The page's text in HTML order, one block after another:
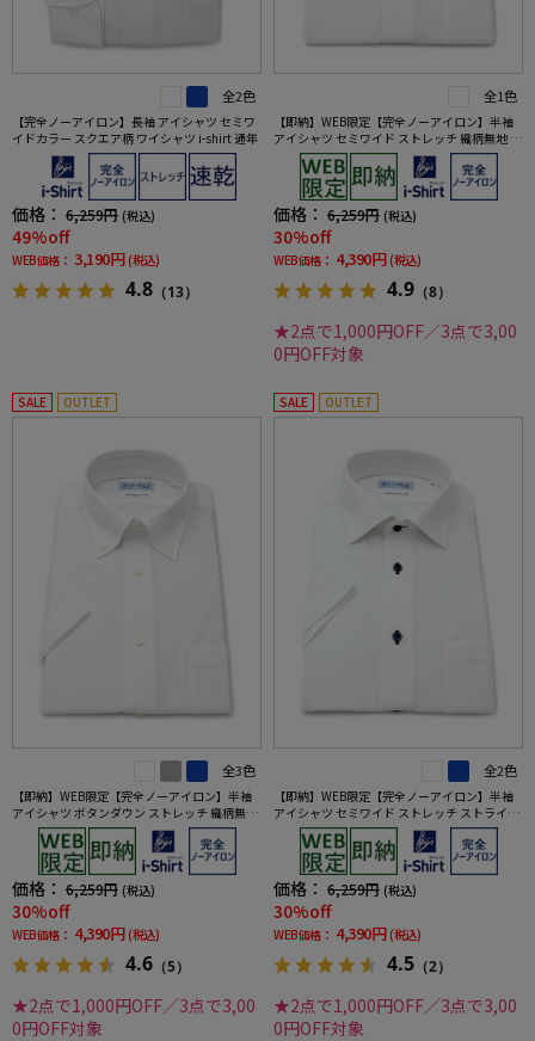
全2色
【完全ノーアイロン】長袖 アイシャツ セミワ
イドカラー スクエア柄 ワイシャツ i-shirt 通年
価格： 6,259円 (税込)
49%off
WEB価格： 3,190円 (税込)
4.8 （13）
全1色
【即納】WEB限定【完全ノーアイロン】半袖
アイシャツ セミワイド ストレッチ 織柄無地 i-s
hirt ワイシャツ 春夏
価格： 6,259円 (税込)
30%off
WEB価格： 4,390円 (税込)
4.9 （8）
★2点で1,000円OFF／3点で3,00
0円OFF対象
SALE OUTLET
全3色
【即納】WEB限定【完全ノーアイロン】半袖
アイシャツ ボタンダウン ストレッチ 織柄無地
i-shirt ワイシャツ 春夏
価格： 6,259円 (税込)
30%off
WEB価格： 4,390円 (税込)
4.6 （5）
★2点で1,000円OFF／3点で3,00
0円OFF対象
SALE OUTLET
全2色
【即納】WEB限定【完全ノーアイロン】半袖
アイシャツ セミワイド ストレッチ ストライプ
i-shirt ワイシャツ 春夏
価格： 6,259円 (税込)
30%off
WEB価格： 4,390円 (税込)
4.5 （2）
★2点で1,000円OFF／3点で3,00
0円OFF対象